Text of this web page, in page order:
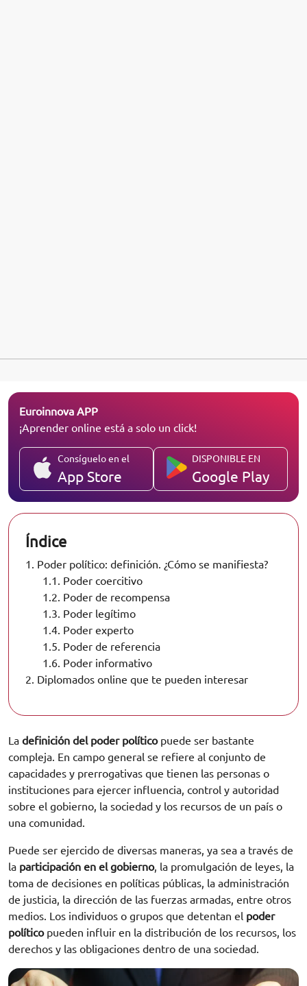
Euroinnova APP
¡Aprender online está a solo un click!
Consíguelo en el
App Store
DISPONIBLE EN
Google Play
Índice
1. Poder político: definición. ¿Cómo se manifiesta?
1.1. Poder coercitivo
1.2. Poder de recompensa
1.3. Poder legítimo
1.4. Poder experto
1.5. Poder de referencia
1.6. Poder informativo
2. Diplomados online que te pueden interesar
La definición del poder políticopuede ser bastante
compleja. En campo general se refiere al conjunto de
capacidades y prerrogativas que tienen las personas o
instituciones para ejercer influencia, control y autoridad
sobre el gobierno, la sociedad y los recursos de un país o
una comunidad.
Puede ser ejercido de diversas maneras, ya sea a través de
la participación en el gobierno, la promulgación de leyes, la
toma de decisiones en políticas públicas, la administración
de justicia, la dirección de las fuerzas armadas, entre otros
medios. Los individuos o grupos que detentan el poder
políticopueden influir en la distribución de los recursos, los
derechos y las obligaciones dentro de una sociedad.